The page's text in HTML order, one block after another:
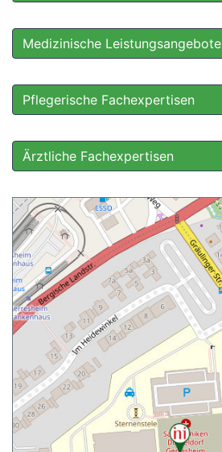
Medizinische Leistungsangebote
Pflegerische Fachexpertisen
Ärztliche Fachexpertisen